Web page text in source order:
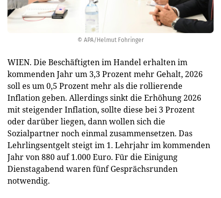
© APA/Helmut Fohringer
WIEN. Die Beschäftigten im Handel erhalten im
kommenden Jahr um 3,3 Prozent mehr Gehalt, 2026
soll es um 0,5 Prozent mehr als die rollierende
Inflation geben. Allerdings sinkt die Erhöhung 2026
mit steigender Inflation, sollte diese bei 3 Prozent
oder darüber liegen, dann wollen sich die
Sozialpartner noch einmal zusammensetzen. Das
Lehrlingsentgelt steigt im 1. Lehrjahr im kommenden
Jahr von 880 auf 1.000 Euro. Für die Einigung
Dienstagabend waren fünf Gesprächsrunden
notwendig.